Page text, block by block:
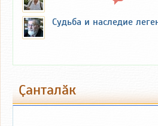
Судьба и наследие
Ҫанталӑк